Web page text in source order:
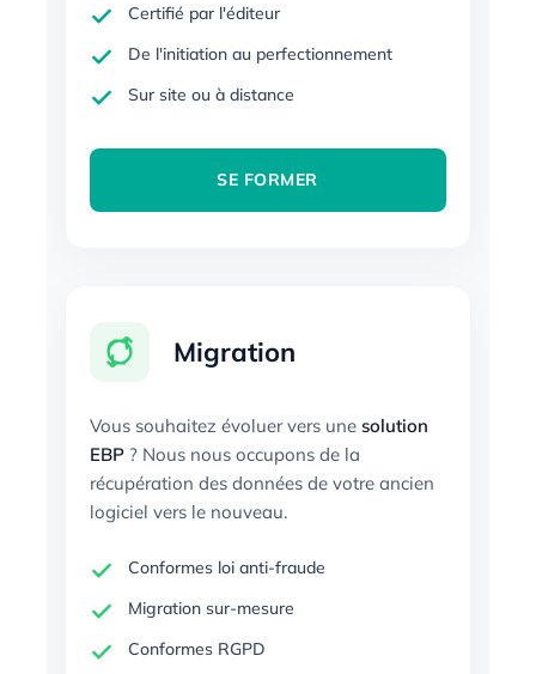
Certifié par l'éditeur
De l'initiation au perfectionnement
Sur site ou à distance
SE FORMER
Migration
Vous souhaitez évoluer vers une solution
EBP? Nous nous occupons de la
récupération des données de votre ancien
logiciel vers le nouveau.
Conformes loi anti-fraude
Migration sur-mesure
Conformes RGPD